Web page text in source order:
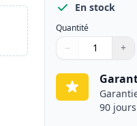
En stock
Quantité
Quantité
Utilisez les
− +
Quantité
90 jours